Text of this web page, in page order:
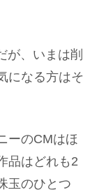
が、いまは削
になる方はそ
ーのCMはほ
品はどれも2
玉のひとつ